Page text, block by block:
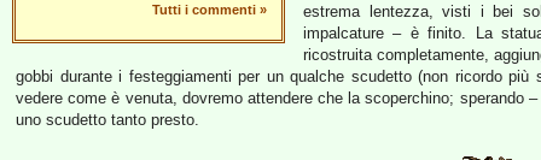
Tutti i commenti »
estrema lentezza, visti i bei
impalcature – è finito. La
ricostruita completamente,
gobbi durante i festeggiamenti per un qualche scudetto (non ricordo
vedere come è venuta, dovremo attendere che la scoperchino; sperando
uno scudetto tanto presto.